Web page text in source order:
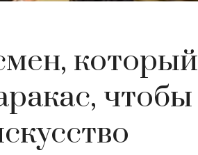
который
чтобы